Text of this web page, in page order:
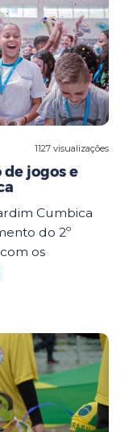
1127 visualizações
jogos e
Cumbica
do 2º
os